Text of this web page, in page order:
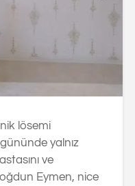
lösemi
yalnız
ve
Eymen, nice